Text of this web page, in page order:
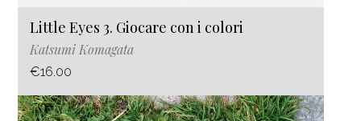
Little Eyes 3. Giocare con i colori
Katsumi Komagata
€16.00